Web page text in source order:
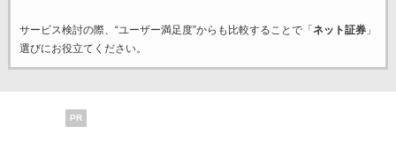
サービス検討の際、“ユーザー満足度”からも比較することで「 ネット証券」
選びにお役立てください。
PR